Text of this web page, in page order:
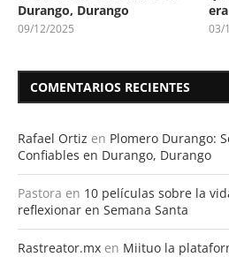
Durango, Durango
09/12/2025 03/
COMENTARIOS RECIENTES
Rafael Ortiz en Plomero Durango:
Confiables en Durango, Durango
Pastora en 10 películas sobre la
reflexionar en Semana Santa
Rastreator.mx en Miituo la